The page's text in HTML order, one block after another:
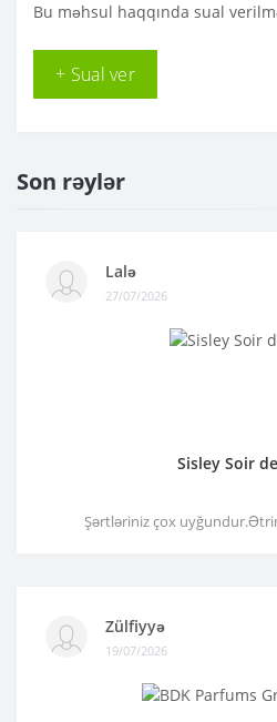
Bu məhsul haqqında sual
+ Sual ver
Son rəylər
Lalə
27/07/2026
Sisley Soir
Şərtləriniz çox uyğundur.Ətrin
Zülfiyyə
19/07/2026